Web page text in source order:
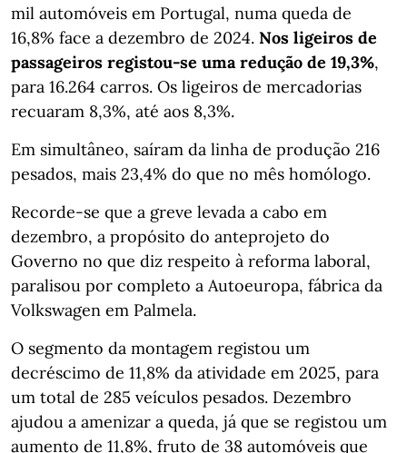
mil automóveis em Portugal, numa queda de
16,8% face a dezembro de 2024. Nos ligeiros de
passageiros registou-se uma redução de 19,3%,
para 16.264 carros. Os ligeiros de mercadorias
recuaram 8,3%, até aos 8,3%.
Em simultâneo, saíram da linha de produção 216
pesados, mais 23,4% do que no mês homólogo.
Recorde-se que a greve levada a cabo em
dezembro, a propósito do anteprojeto do
Governo no que diz respeito à reforma laboral,
paralisou por completo a Autoeuropa, fábrica da
Volkswagen em Palmela.
O segmento da montagem registou um
decréscimo de 11,8% da atividade em 2025, para
um total de 285 veículos pesados. Dezembro
ajudou a amenizar a queda, já que se registou um
aumento de 11,8%, fruto de 38 automóveis que